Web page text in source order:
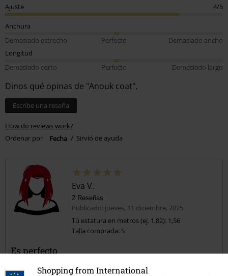
Shopping from International
Ajuste 4/5
Anchura
Demasiado estrecho
Perfecto
Demasiado ancho
Longitud
Demasiado corto
Perfecto Demasiado largo
Dinos qué opinas de "Anouk coat".
Escribe una reseña
How do reviews work?
Ordenar por
Fecha Sirvió de ayuda
Eva V.
2 Reseñas
Publicado: jueves, 11 diciembre, 2025
Tú estatura en metros (ej. 1,82): 1,56
Talla comprada: S
Es perfecto